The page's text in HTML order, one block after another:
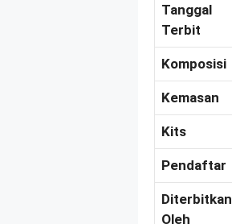
Tanggal
Terbit
Komposisi
Kemasan
Kits
Pendaftar
Diterbitkan
Oleh